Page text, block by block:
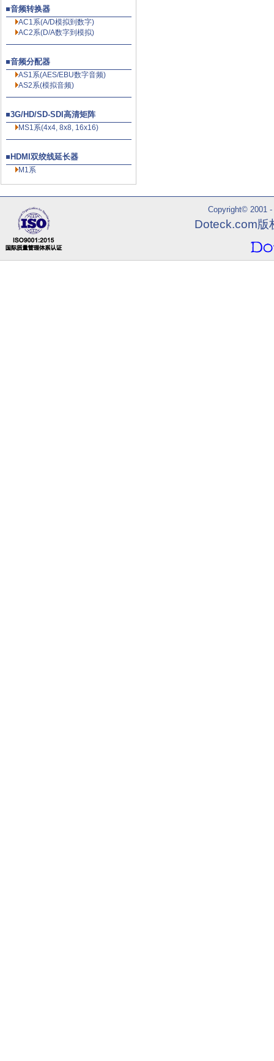
音频转换器
AC1系(A/D模拟到数字)
AC2系(D/A数字到模拟)
音频分配器
AS1系(AES/EBU数字音频)
AS2系(模拟音频)
3G/HD/SD-SDI高清矩阵
MS1系(4x4, 8x8, 16x16)
HDMI双绞线延长器
M1系
Copyright© 2001
Doteck.com版